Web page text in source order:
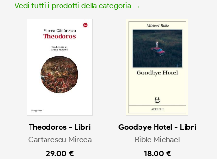
Vedi tutti i prodotti della categoria →
Theodoros - Libri
Cartarescu Mircea
29.00 €
Goodbye Hotel - Libri
Bible Michael
18.00 €